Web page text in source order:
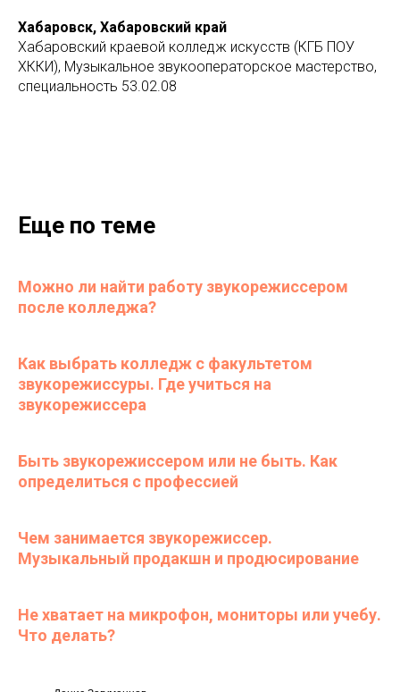
Хабаровск, Хабаровский край
Хабаровский краевой колледж искусств (КГБ ПОУ
ХККИ), Музыкальное звукооператорское мастерство,
специальность 53.02.08
Еще по теме
Можно ли найти работу звукорежиссером
после колледжа?
Как выбрать колледж с факультетом
звукорежиссуры. Где учиться на
звукорежиссера
Быть звукорежиссером или не быть. Как
определиться с профессией
Чем занимается звукорежиссер.
Музыкальный продакшн и продюсирование
Не хватает на микрофон, мониторы или учебу.
Что делать?